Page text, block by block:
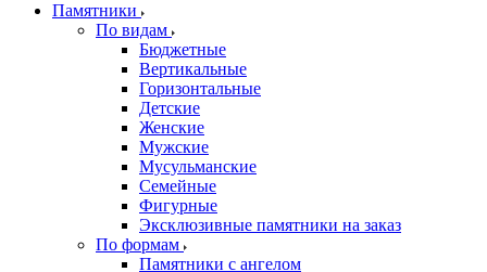
Памятники
По видам
Бюджетные
Вертикальные
Горизонтальные
Детские
Женские
Мужские
Мусульманские
Семейные
Фигурные
Эксклюзивные памятники на заказ
По формам
Памятники с ангелом